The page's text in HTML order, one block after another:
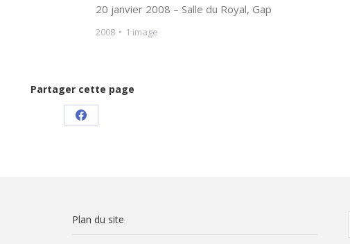
20 janvier 2008 – Salle du Royal, Gap
2008 1 image
Partager cette page
Share
Plan du site